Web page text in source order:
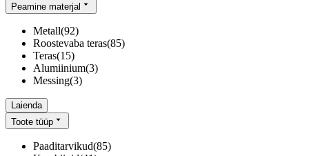
Peamine materjal
Metall(92)
Roostevaba teras(85)
Teras(15)
Alumiinium(3)
Messing(3)
Laienda
Toote tüüp
Paaditarvikud(85)